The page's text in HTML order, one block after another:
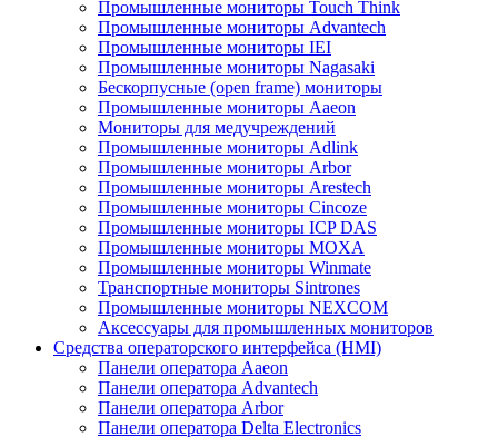
Промышленные мониторы Touch Think
Промышленные мониторы Advantech
Промышленные мониторы IEI
Промышленные мониторы Nagasaki
Бескорпусные (open frame) мониторы
Промышленные мониторы Aaeon
Мониторы для медучреждений
Промышленные мониторы Adlink
Промышленные мониторы Arbor
Промышленные мониторы Arestech
Промышленные мониторы Cincoze
Промышленные мониторы ICP DAS
Промышленные мониторы MOXA
Промышленные мониторы Winmate
Транспортные мониторы Sintrones
Промышленные мониторы NEXCOM
Аксессуары для промышленных мониторов
Средства операторского интерфейса (HMI)
Панели оператора Aaeon
Панели оператора Advantech
Панели оператора Arbor
Панели оператора Delta Electronics